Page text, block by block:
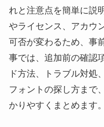
れと注意点を簡単に説
やライセンス、アカウ
可否が変わるため、事
事では、追加前の確認
ド方法、トラブル対処
フォントの探し方まで
かりやすくまとめます。